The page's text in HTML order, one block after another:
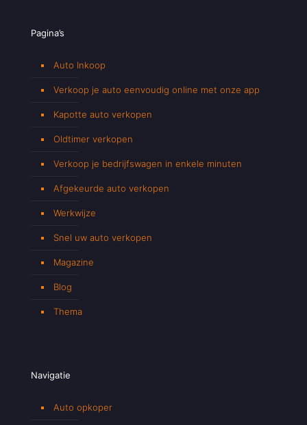
Pagina’s
Auto Inkoop
Verkoop je auto eenvoudig online met onze app
Kapotte auto verkopen
Oldtimer verkopen
Verkoop je bedrijfswagen in enkele minuten
Afgekeurde auto verkopen
Werkwijze
Snel uw auto verkopen
Magazine
Blog
Thema
Navigatie
Auto opkoper